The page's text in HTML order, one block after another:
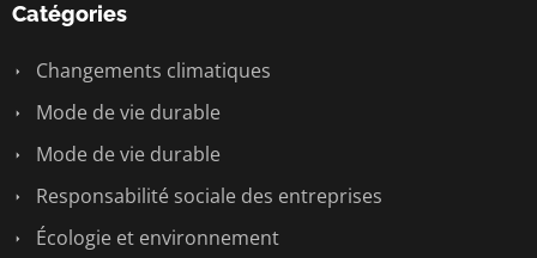
Catégories
Changements climatiques
Mode de vie durable
Mode de vie durable
Responsabilité sociale des entreprises
Écologie et environnement